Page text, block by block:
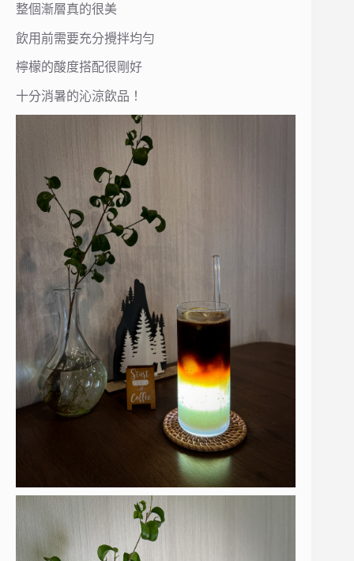
整個漸層真的很美
飲用前需要充分攪拌均勻
檸檬的酸度搭配很剛好
十分消暑的沁涼飲品！